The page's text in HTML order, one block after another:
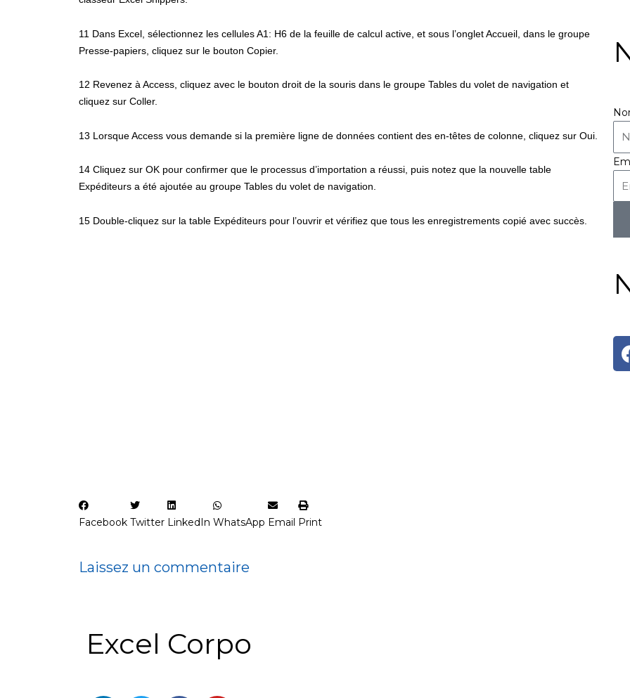
11 Dans Excel, sélectionnez les cellules A1: H6 de la feuille de calcul active, et sous l’onglet Accueil, dans le groupe
Presse-papiers, cliquez sur le bouton Copier.
12 Revenez à Access, cliquez avec le bouton droit de la souris dans le groupe Tables du volet de navigation et
cliquez sur Coller.
13 Lorsque Access vous demande si la première ligne de données contient des en-têtes de colonne, cliquez sur Oui.
14 Cliquez sur OK pour confirmer que le processus d’importation a réussi, puis notez que la nouvelle table
Expéditeurs a été ajoutée au groupe Tables du volet de navigation.
15 Double-cliquez sur la table Expéditeurs pour l’ouvrir et vérifiez que tous les enregistrements copié avec succès.
Facebook Twitter LinkedIn WhatsApp Email Print
Laissez un commentaire
Excel Corpo